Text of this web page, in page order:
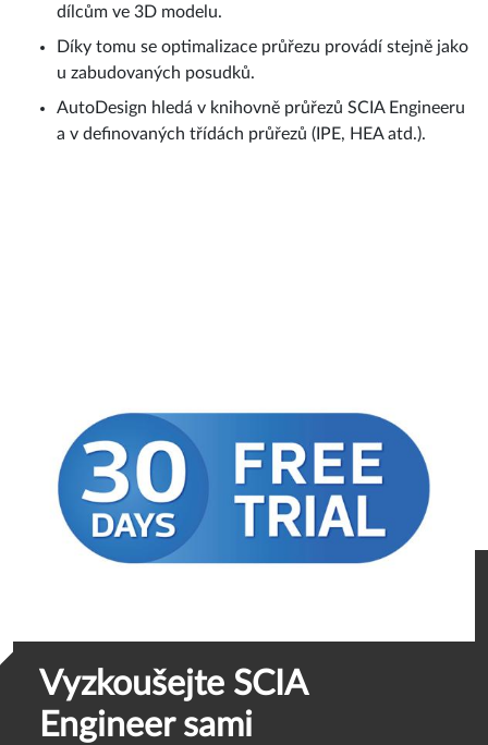
dílcům ve 3D modelu.
Díky tomu se optimalizace průřezu provádí stejně jako
u zabudovaných posudků.
AutoDesign hledá v knihovně průřezů SCIA Engineeru
a v definovaných třídách průřezů (IPE, HEA atd.).
Vyzkoušejte SCIA
Engineer sami